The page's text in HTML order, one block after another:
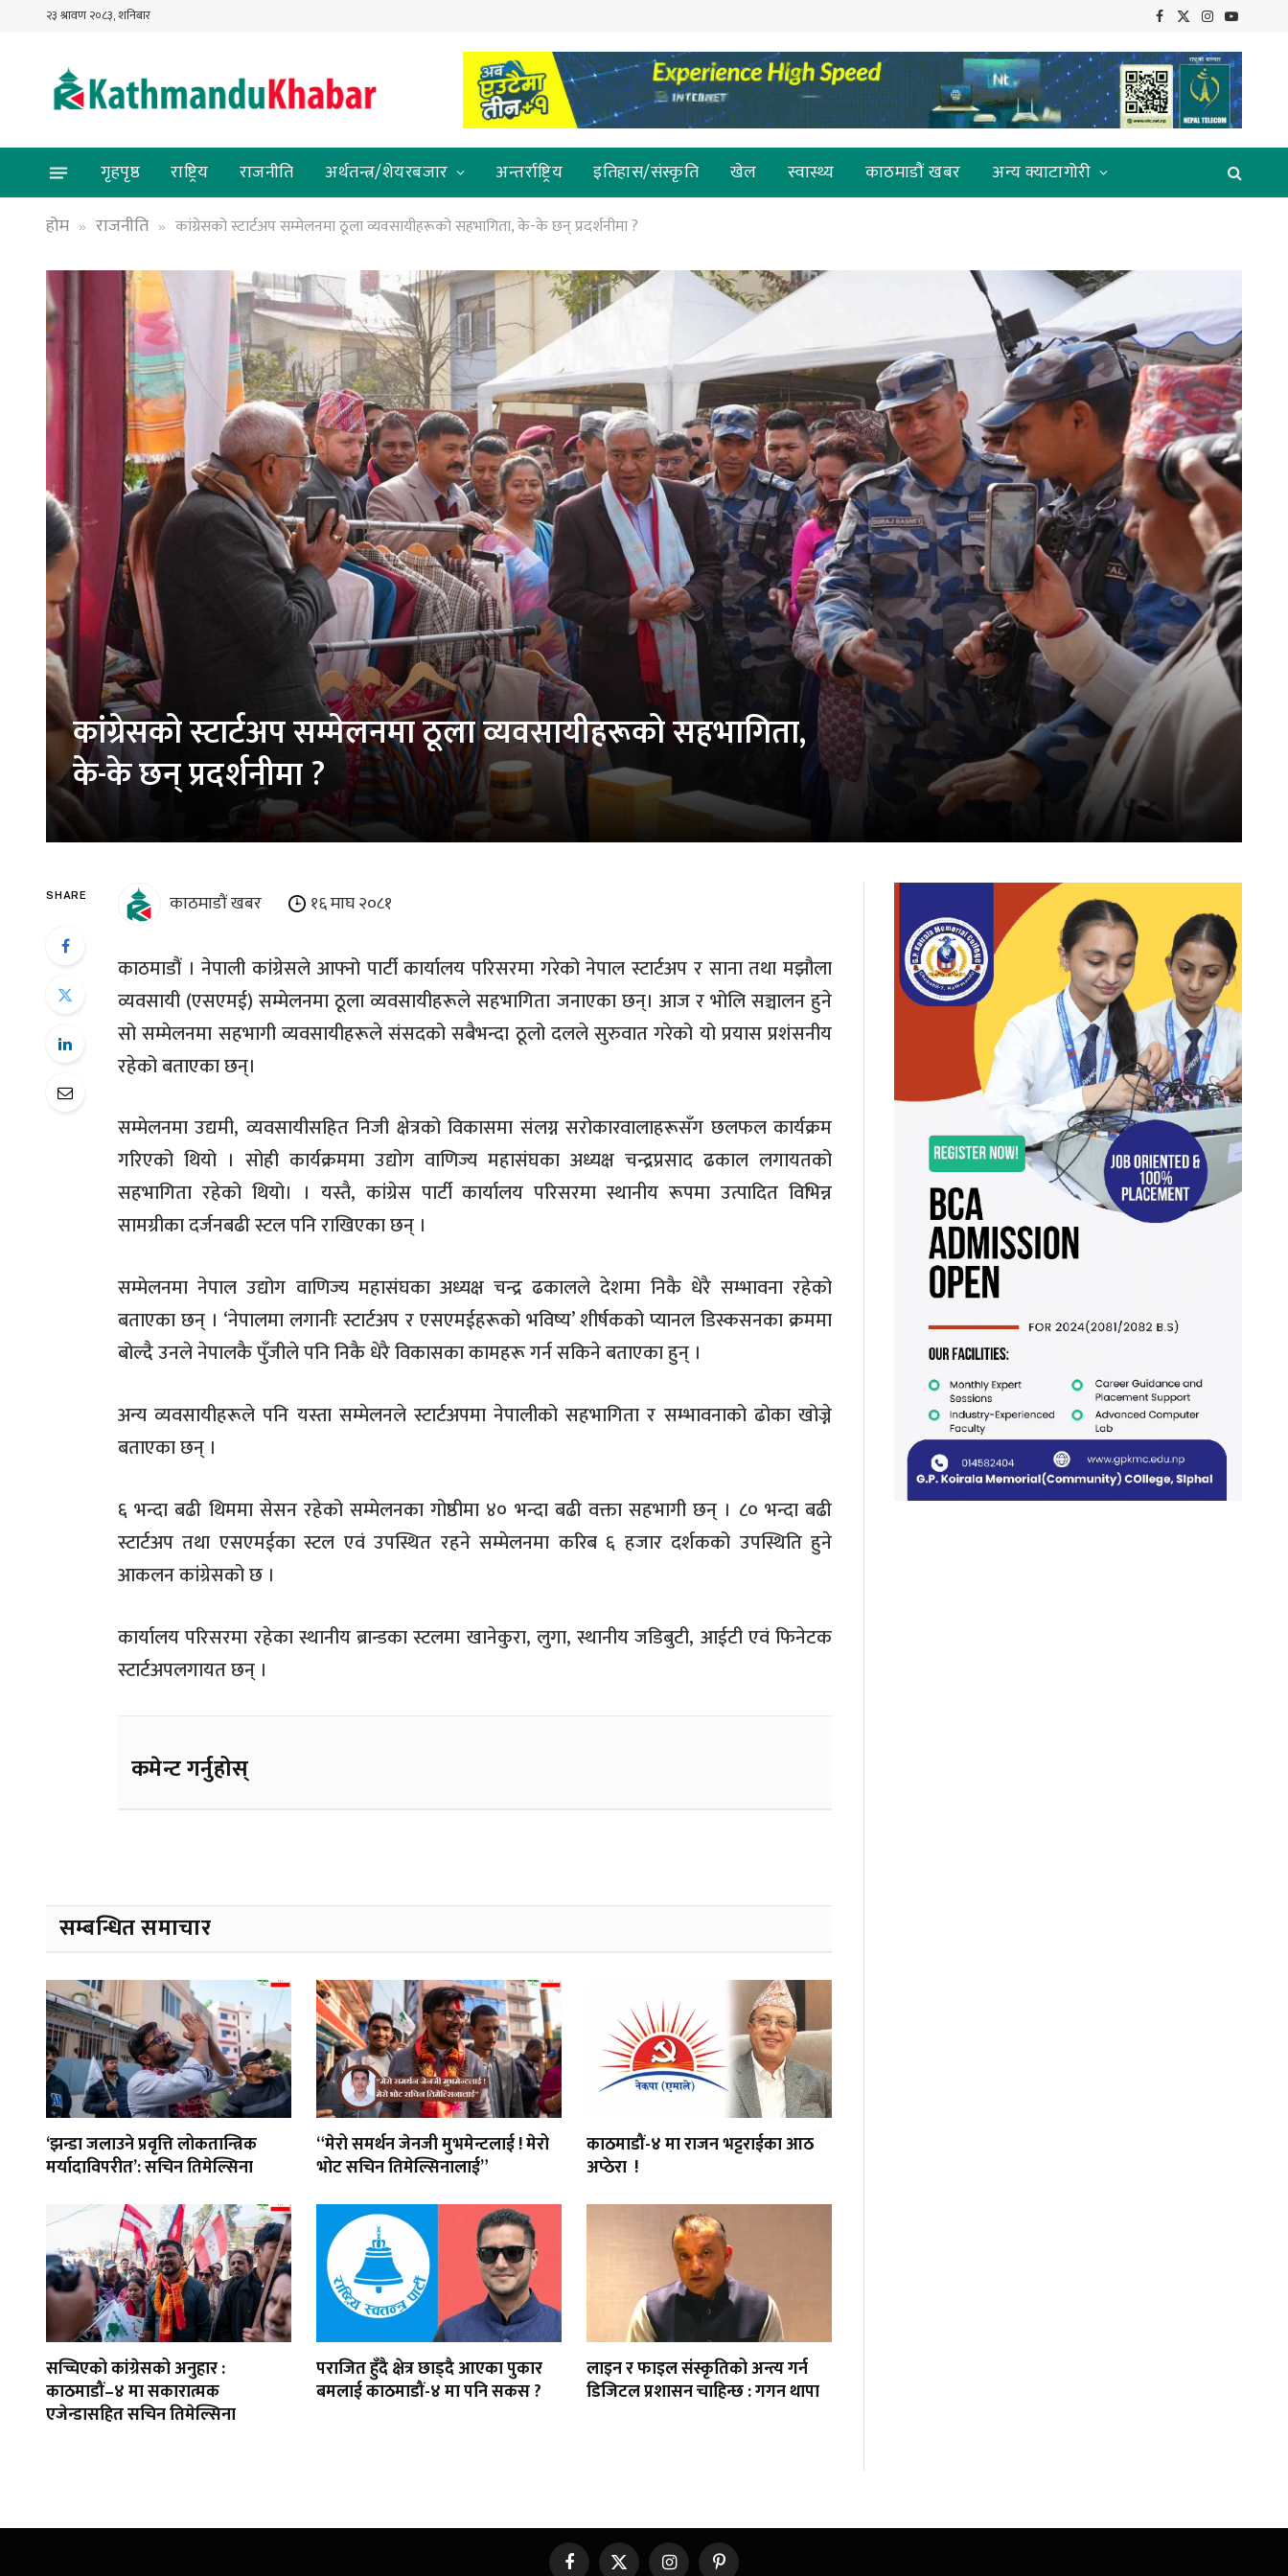
२३ श्रावण २०८३, शनिबार Facebook
X
Instagram
YouTube
गृहपृष्ठ राष्ट्रिय राजनीति अर्थतन्त्र/शेयरबजार अन्तर्राष्ट्रिय इतिहास/संस्कृति खेल स्वास्थ्य काठमाडौं खबर
अन्य क्याटागोरी
होम
» राजनीति » कांग्रेसको स्टार्टअप सम्मेलनमा ठूला व्यवसायीहरूको सहभागिता, के-के छन् प्रदर्शनीमा ?
कांग्रेसको स्टार्टअप सम्मेलनमा ठूला व्यवसायीहरूको सहभागिता,
के-के छन् प्रदर्शनीमा ?
SHARE काठमाडौं खबर १६ माघ २०८१
काठमाडौं । नेपाली कांग्रेसले आफ्नो पार्टी कार्यालय परिसरमा गरेको नेपाल स्टार्टअप र साना तथा मझौला
व्यवसायी (एसएमई) सम्मेलनमा ठूला व्यवसायीहरूले सहभागिता जनाएका छन्। आज र भोलि सञ्चालन हुने
सो सम्मेलनमा सहभागी व्यवसायीहरूले संसदको सबैभन्दा ठूलो दलले सुरुवात गरेको यो प्रयास प्रशंसनीय
रहेको बताएका छन्।
सम्मेलनमा उद्यमी, व्यवसायीसहित निजी क्षेत्रको विकासमा संलग्न सरोकारवालाहरूसँग छलफल कार्यक्रम
गरिएको थियो । सोही कार्यक्रममा उद्योग वाणिज्य महासंघका अध्यक्ष चन्द्रप्रसाद ढकाल लगायतको
सहभागिता रहेको थियो। । यस्तै, कांग्रेस पार्टी कार्यालय परिसरमा स्थानीय रूपमा उत्पादित विभिन्न
सामग्रीका दर्जनबढी स्टल पनि राखिएका छन् ।
सम्मेलनमा नेपाल उद्योग वाणिज्य महासंघका अध्यक्ष चन्द्र ढकालले देशमा निकै धेरै सम्भावना रहेको
बताएका छन् । ‘नेपालमा लगानीः स्टार्टअप र एसएमईहरूको भविष्य’ शीर्षकको प्यानल डिस्कसनका क्रममा
बोल्दै उनले नेपालकै पुँजीले पनि निकै धेरै विकासका कामहरू गर्न सकिने बताएका हुन् ।
अन्य व्यवसायीहरूले पनि यस्ता सम्मेलनले स्टार्टअपमा नेपालीको सहभागिता र सम्भावनाको ढोका खोज्ने
बताएका छन् ।
६ भन्दा बढी थिममा सेसन रहेको सम्मेलनका गोष्ठीमा ४० भन्दा बढी वक्ता सहभागी छन् । ८० भन्दा बढी
स्टार्टअप तथा एसएमईका स्टल एवं उपस्थित रहने सम्मेलनमा करिब ६ हजार दर्शकको उपस्थिति हुने
आकलन कांग्रेसको छ ।
कार्यालय परिसरमा रहेका स्थानीय ब्रान्डका स्टलमा खानेकुरा, लुगा, स्थानीय जडिबुटी, आईटी एवं फिनेटक
स्टार्टअपलगायत छन् ।
कमेन्ट गर्नुहोस्
सम्बन्धित समाचार
‘झन्डा जलाउने प्रवृत्ति लोकतान्त्रिक
मर्यादाविपरीत’: सचिन तिमेल्सिना
“मेरो समर्थन जेनजी मुभमेन्टलाई ! मेरो
भोट सचिन तिमेल्सिनालाई”
काठमाडौं-४ मा राजन भट्टराईका आठ
अप्ठेरा !
सच्चिएको कांग्रेसको अनुहार :
काठमाडौं–४ मा सकारात्मक
एजेन्डासहित सचिन तिमेल्सिना
पराजित हुँदै क्षेत्र छाड्दै आएका पुकार
बमलाई काठमाडौं-४ मा पनि सकस ?
लाइन र फाइल संस्कृतिको अन्त्य गर्न
डिजिटल प्रशासन चाहिन्छ : गगन थापा